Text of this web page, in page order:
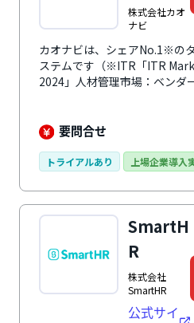
株式会社カオ
ナビ
カオナビは、シェアNo.1※の
ステムです（※ITR「ITR
2024」人材管理市場：ベンダ
（2015～2022年度）、SaaS
別売上金額シェア（2015～
材情報を一元化・可視化して
ビに集約することで、組織の
課題に対応できます。誰でも
UXで、機能や項目のカスタマ
約4,500社以上（2025年9月末
わせた最適なサポートを提供
活発で、他社との交流を通じ
す。
要問合せ
トライアルあり 上場企業導入
SmartH
R
株式会社
SmartHR
公式サイ